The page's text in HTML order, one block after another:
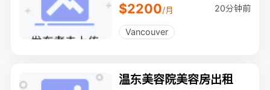
$2200/月 20分钟前
Vancouver
温东美容院美容房出租